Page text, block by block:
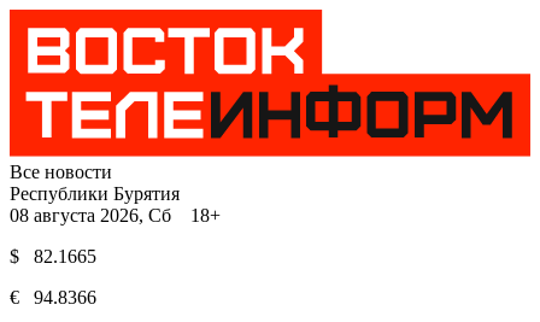
Все новости
Республики Бурятия
08 августа 2026, Сб 18+
$ 82.1665
€ 94.8366